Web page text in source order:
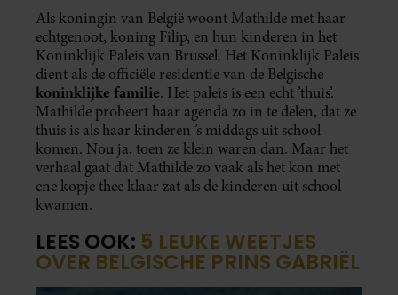
Als koningin van België woont Mathilde met haar
echtgenoot, koning Filip, en hun kinderen in het
Koninklijk Paleis van Brussel. Het Koninklijk Paleis
dient als de officiële residentie van de Belgische
koninklijke familie. Het paleis is een echt ’thuis’.
Mathilde probeert haar agenda zo in te delen, dat ze
thuis is als haar kinderen ’s middags uit school
komen. Nou ja, toen ze klein waren dan. Maar het
verhaal gaat dat Mathilde zo vaak als het kon met
ene kopje thee klaar zat als de kinderen uit school
kwamen.
LEES OOK: 5 LEUKE WEETJES
OVER BELGISCHE PRINS GABRIËL